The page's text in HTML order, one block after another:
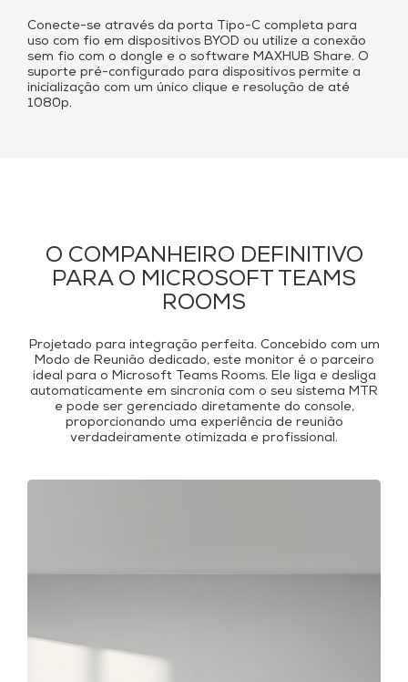
Conecte-se através da porta Tipo-C completa para
uso com fio em dispositivos BYOD ou utilize a conexão
sem fio com o dongle e o software MAXHUB Share. O
suporte pré-configurado para dispositivos permite a
inicialização com um único clique e resolução de até
1080p.
O COMPANHEIRO DEFINITIVO
PARA O MICROSOFT TEAMS
ROOMS
Projetado para integração perfeita. Concebido com um
Modo de Reunião dedicado, este monitor é o parceiro
ideal para o Microsoft Teams Rooms. Ele liga e desliga
automaticamente em sincronia com o seu sistema MTR
e pode ser gerenciado diretamente do console,
proporcionando uma experiência de reunião
verdadeiramente otimizada e profissional.